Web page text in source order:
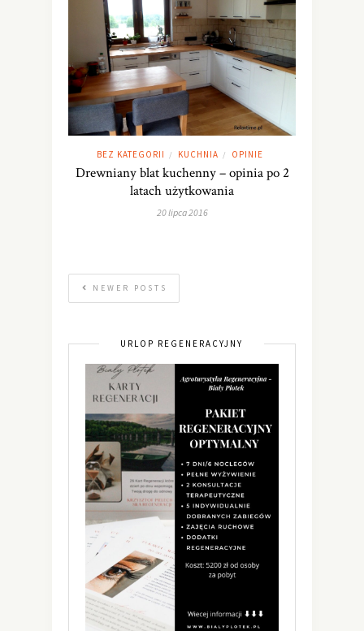
BEZ KATEGORII / KUCHNIA / OPINIE
Drewniany blat kuchenny – opinia po 2
latach użytkowania
20 lipca 2016
NEWER POSTS
URLOP REGENERACYJNY